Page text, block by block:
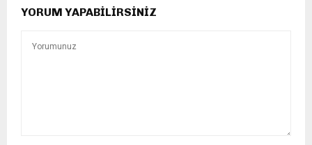
YORUM YAPABILIRSINIZ